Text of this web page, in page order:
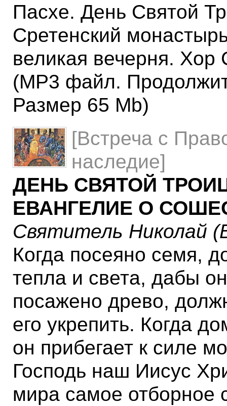
Пасхе. День Святой
Сретенский
великая вечерня. Хор
(MP3 файл.
Размер 65 Mb)
[Встреча с
наследие]
ДЕНЬ СВЯТОЙ
ЕВАНГЕЛИЕ О
Святитель Николай
Когда посеяно семя,
тепла и света, дабы
посажено древо,
его укрепить. Когда
он прибегает к силе
Господь наш Иисус
мира самое отборное